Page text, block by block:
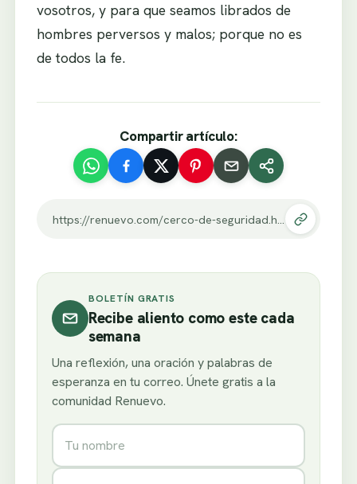
vosotros, y para que seamos librados de
hombres perversos y malos; porque no es
de todos la fe.
Compartir artículo:
BOLETÍN GRATIS
Recibe aliento como este cada
semana
Una reflexión, una oración y palabras de
esperanza en tu correo. Únete gratis a la
comunidad Renuevo.
Nombre
Correo electrónico